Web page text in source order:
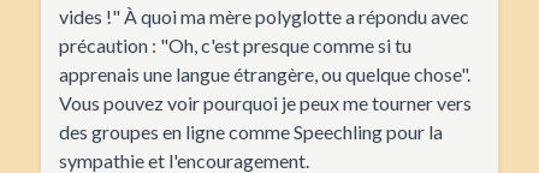
vides !" À quoi ma mère polyglotte a répondu avec
précaution : "Oh, c'est presque comme si tu
apprenais une langue étrangère, ou quelque chose".
Vous pouvez voir pourquoi je peux me tourner vers
des groupes en ligne comme Speechling pour la
sympathie et l'encouragement.